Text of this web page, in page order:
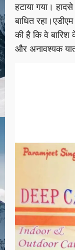
हटाया गया।
बाधित
की है कि वे बारिश
और अनावश्यक